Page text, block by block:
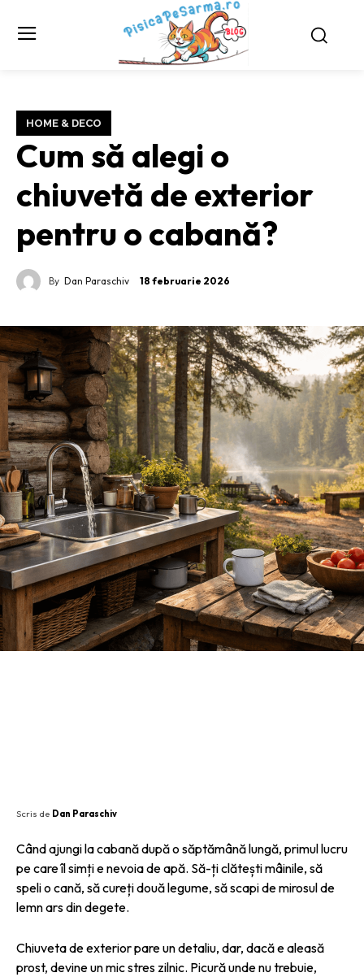
HOME & DECO
Cum să alegi o
chiuvetă de exterior
pentru o cabană?
By Dan Paraschiv 18 februarie 2026
Scris de Dan Paraschiv
Când ajungi la cabană după o săptămână lungă, primul lucru
pe care îl simți e nevoia de apă. Să-ți clătești mâinile, să
speli o cană, să cureți două legume, să scapi de mirosul de
lemn ars din degete.
Chiuveta de exterior pare un detaliu, dar, dacă e aleasă
prost, devine un mic stres zilnic. Picură unde nu trebuie,